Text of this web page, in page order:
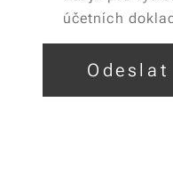
účetních
Odeslat